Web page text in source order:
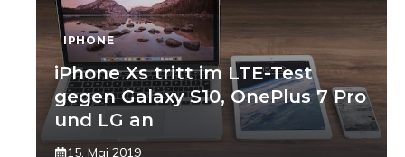
IPHONE
iPhone Xs tritt im LTE-Test
gegen Galaxy S10, OnePlus 7 Pro
und LG an
15. Mai 2019